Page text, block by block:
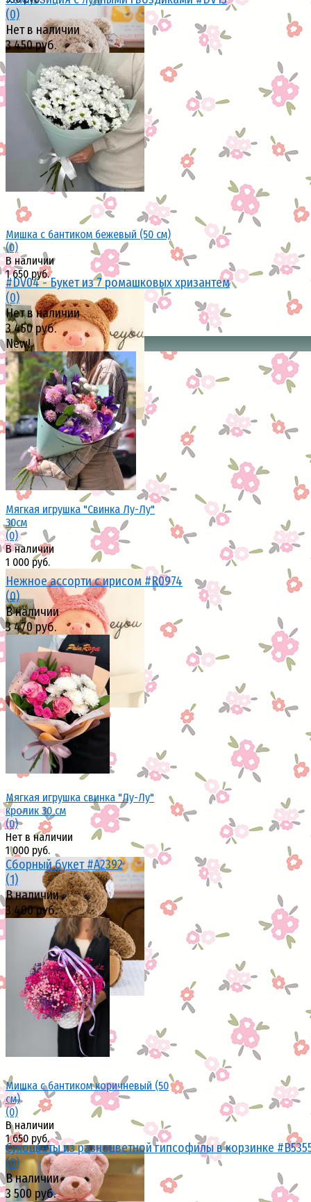
избранное сравнить
избранное сравнить
Мишка с бантиком бежевый (50 см)
(0)
В наличии
1 650 руб.
избранное сравнить
Мягкая игрушка "Свинка Лу-Лу"
30см
(0)
В наличии
1 000 руб.
избранное сравнить
Мягкая игрушка свинка "Лу-Лу"
кролик 30 см
(0)
Нет в наличии
1 000 руб.
Мишка с бантиком коричневый (50
см)
(0)
В наличии
1 650 руб.
избранное сравнить
(0)
Нет в наличии
3 450 руб.
избранное сравнить
#DV04 - Букет из 7 ромашковых хризантем
(0)
Нет в наличии
3 450 руб.
New!
избранное сравнить
Нежное ассорти с ирисом #R0974
(0)
В наличии
3 470 руб.
избранное сравнить
Сборный букет #A2392
(1)
В наличии
3 400 руб.
Сухоцветы из разноцветной гипсофилы в корзинке
(0)
В наличии
3 500 руб.